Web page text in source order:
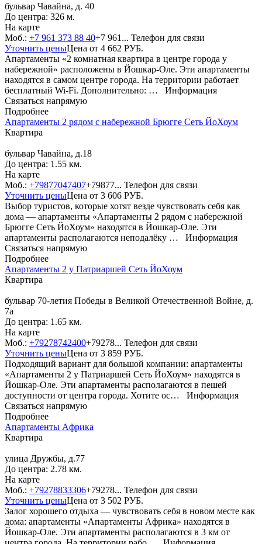
бульвар Чавайна, д. 40
До центра: 326 м.
На карте
Моб.: +7 961 373 88 40+7 961... Телефон для связи
Уточнить ценыЦена от 4 662 РУБ.
Апартаменты «2 комнатная квартира в центре города у
набережной» расположены в Йошкар-Оле. Эти апартаменты
находятся в самом центре города. На территории работает
бесплатный Wi-Fi. Дополнительно: … Информация
Связаться напрямую
Подробнее
Апартаменты 2 рядом с набережной Брюгге Сеть ЙоХоум
Квартира
бульвар Чавайна, д.18
До центра: 1.55 км.
На карте
Моб.: +79877047407+79877... Телефон для связи
Уточнить ценыЦена от 3 606 РУБ.
Выбор туристов, которые хотят везде чувствовать себя как
дома — апартаменты «Апартаменты 2 рядом с набережной
Брюгге Сеть ЙоХоум» находятся в Йошкар-Оле. Эти
апартаменты располагаются неподалёку … Информация
Связаться напрямую
Подробнее
Апартаменты 2 у Патриаршей Сеть ЙоХоум
Квартира
бульвар 70-летия Победы в Великой Отечественной Войне, д.
7а
До центра: 1.65 км.
На карте
Моб.: +79278742400+79278... Телефон для связи
Уточнить ценыЦена от 3 859 РУБ.
Подходящий вариант для большой компании: апартаменты
«Апартаменты 2 у Патриаршей Сеть ЙоХоум» находятся в
Йошкар-Оле. Эти апартаменты располагаются в пешей
доступности от центра города. Хотите ос… Информация
Связаться напрямую
Подробнее
Апартаменты Aфрика
Квартира
улица Дружбы, д.77
До центра: 2.78 км.
На карте
Моб.: +79278833306+79278... Телефон для связи
Уточнить ценыЦена от 3 502 РУБ.
Залог хорошего отдыха — чувствовать себя в новом месте как
дома: апартаменты «Апартаменты Aфрика» находятся в
Йошкар-Оле. Эти апартаменты располагаются в 3 км от